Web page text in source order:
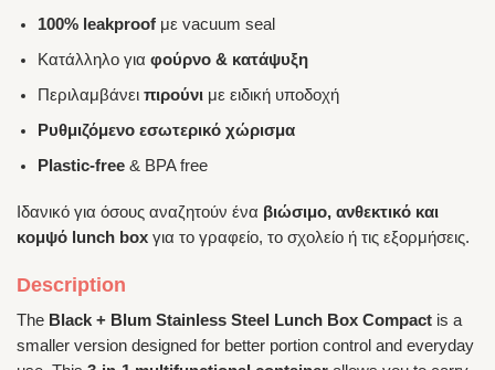
100% leakproof με vacuum seal
Κατάλληλο γιαφούρνο & κατάψυξη
Περιλαμβάνειπιρούνι με ειδική υποδοχή
Ρυθμιζόμενο εσωτερικό χώρισμα
Plastic-free & BPA free
Ιδανικό για όσους αναζητούν ένα βιώσιμο, ανθεκτικό και
κομψό lunch box για το γραφείο, το σχολείο ή τις εξορμήσεις.
Description
The Black + Blum Stainless Steel Lunch Box Compact is a
smaller version designed for better portion control and everyday